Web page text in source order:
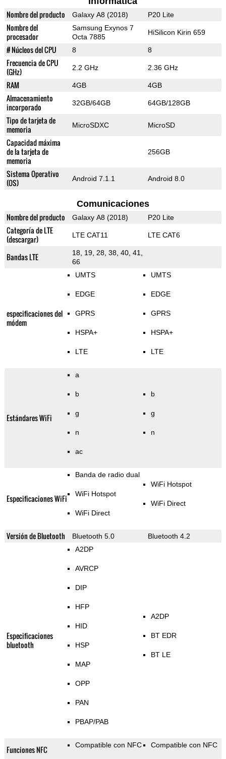
Nombre del producto Galaxy A8 (2018) P20 Lite
Nombre del
procesador
Samsung Exynos 7
Octa 7885
HiSilicon Kirin 659
# Núcleos del CPU 8 8
Frecuencia de CPU
(GHz)
2.2 GHz 2.36 GHz
RAM 4GB 4GB
Almacenamiento
incorporado
32GB/64GB 64GB/128GB
Tipo de tarjeta de
memoria
MicroSDXC MicroSD
Capacidad máxima
de la tarjeta de
memoria
256GB
Sistema Operativo
(OS)
Android 7.1.1 Android 8.0
Comunicaciones
Nombre del producto Galaxy A8 (2018) P20 Lite
Categoría de LTE
(descargar)
LTE CAT11 LTE CAT6
Bandas LTE
18, 19, 28, 38, 40, 41,
66
especificaciones del
módem
UMTS
EDGE
GPRS
HSPA+
LTE
UMTS
EDGE
GPRS
HSPA+
LTE
Estándares WiFi
a
b
g
n
ac
b
g
n
Especificaciones WiFi
Banda de radio dual
WiFi Hotspot
WiFi Direct
WiFi Hotspot
WiFi Direct
Versión de Bluetooth Bluetooth 5.0 Bluetooth 4.2
Especificaciones
bluetooth
A2DP
AVRCP
DIP
HFP
HID
HSP
MAP
OPP
PAN
PBAP/PAB
A2DP
BT EDR
BT LE
Funciones NFC Compatible con NFC Compatible con NFC